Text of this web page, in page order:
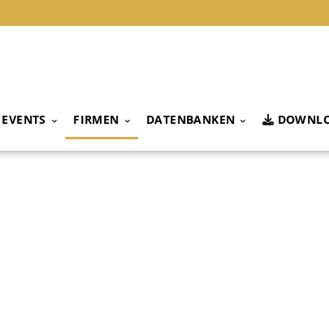
EVENTS FIRMEN DATENBANKEN